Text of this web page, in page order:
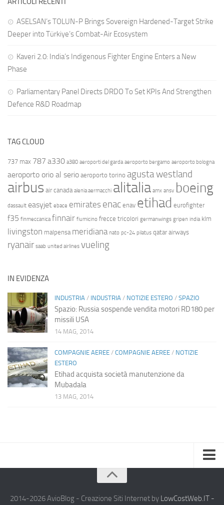
ASELSAN’s TOLUN-P Brings Sovereign Hardened-Target Strike
Deeper into Türkiye’s Combat-Air Ecosystem
Kaveri 2.0: India’s Indigenous Fighter Engine Enters a New
Phase
Parliamentary Panel Directs DRDO To Set KPIs And Strengthen
Defence R&D Roadmap
TAG CLOUD
737 max 787 a330 a380 aeroporti del garda aeroporto bergamo aeroporto bologna
aeroporto orio al serio aeroporto torino agusta westland
airbus air canada alenia aermacchi alitalia amx ansv boeing
dassault easyjet ebace emirates enac enav etihad eurofighter
f35 finmeccanica finnair fiumicino frecce tricolori germanwings gripen india klm
livingston malpensa meridiana nato pc-24 pilatus qatar airways
ryanair saab united airlines vueling
IN EVIDENZA
INDUSTRIA / INDUSTRIA / NOTIZIE ESTERO / SPAZIO
Spazio: Russia sospende vendita motori RD180 per
missili USA
14 MAG, 2014
COMPAGNIE AEREE / COMPAGNIE AEREE / NOTIZIE
ESTERO
Etihad acquista società manutenzione da
Mubadala
13 MAG, 2014
Chi Siamo
2014-2026 AvioBlog - Creazione Siti Internet by LowCostWeb.IT -